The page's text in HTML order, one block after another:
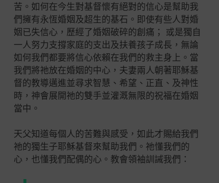
苦。如何在今生對基督懷有絕對的信心是幫助我
們擁有永恆婚姻及超生的基石。即使有些人對婚
姻已失信心，歷經了婚姻破碎的創痛； 或是獨自
一人努力支撐家庭的支出及扶養孩子成長，無論
如何我們都要將信心依賴在我們的救主身上。當
我們將祂放在婚姻的中心，夫妻兩人朝著耶穌基
督的教導邁進並尋求智慧、希望、正直、及神性
時，神會展開祂的雙手並灌溉無限的祝福在婚姻
當中。
天父知道每個人的苦難與感受，如此才賜給我們
祂的獨生子耶穌基督來幫助我們。祂懂我們的
心，也懂我們配偶的心。教會領袖訓誡我們：